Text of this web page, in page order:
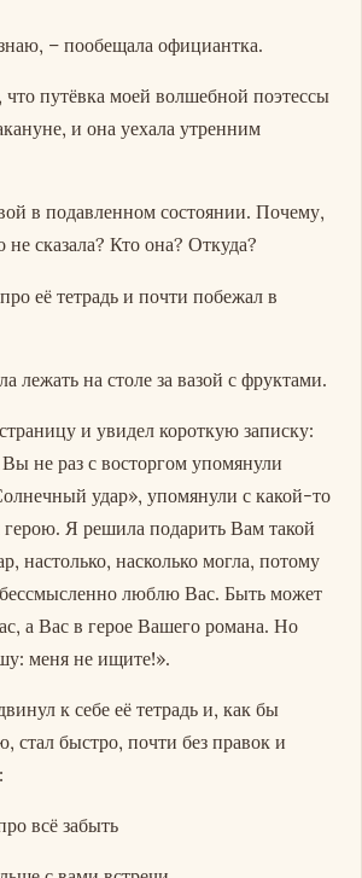
– пообещала официантка.
что путёвка моей волшебной поэтессы
и она уехала утренним
в подавленном состоянии. Почему,
сказала? Кто она? Откуда?
её тетрадь и почти побежал в
лежать на столе за вазой с фруктами.
и увидел короткую записку:
не раз с восторгом упомянули
удар», упомянули с какой-то
герою. Я решила подарить Вам такой
настолько, насколько могла, потому
люблю Вас. Быть может
а Вас в герое Вашего романа. Но
меня не ищите!».
к себе её тетрадь и, как бы
стал быстро, почти без правок и
всё забыть